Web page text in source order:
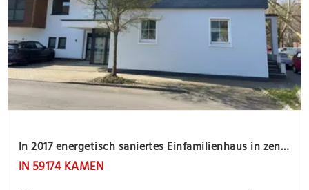
In 2017 energetisch saniertes Einfamilienhaus in zentrale Stadtlage
IN 59174 KAMEN